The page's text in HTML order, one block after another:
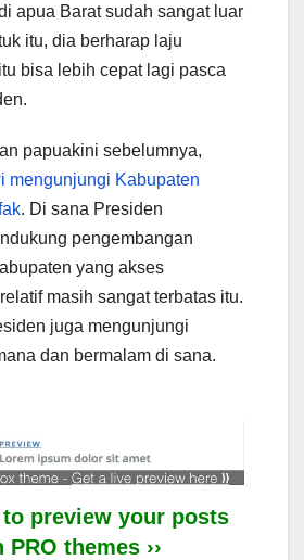
apua Barat sudah sangat luar
itu, dia berharap laju
bisa lebih cepat lagi pasca
papuakini sebelumnya,
mengunjungi Kabupaten
. Di sana Presiden
pengembangan
yang akses
masih sangat terbatas itu.
juga mengunjungi
dan bermalam di sana.
preview your posts
PRO themes ››